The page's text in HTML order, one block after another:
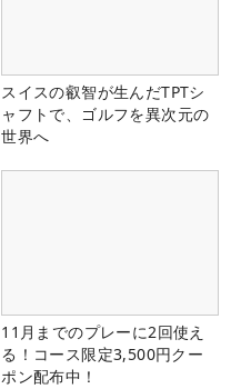
スイスの叡智が生んだTPTシ
ャフトで、ゴルフを異次元の
世界へ
11月までのプレーに2回使え
る！コース限定3,500円クー
ポン配布中！